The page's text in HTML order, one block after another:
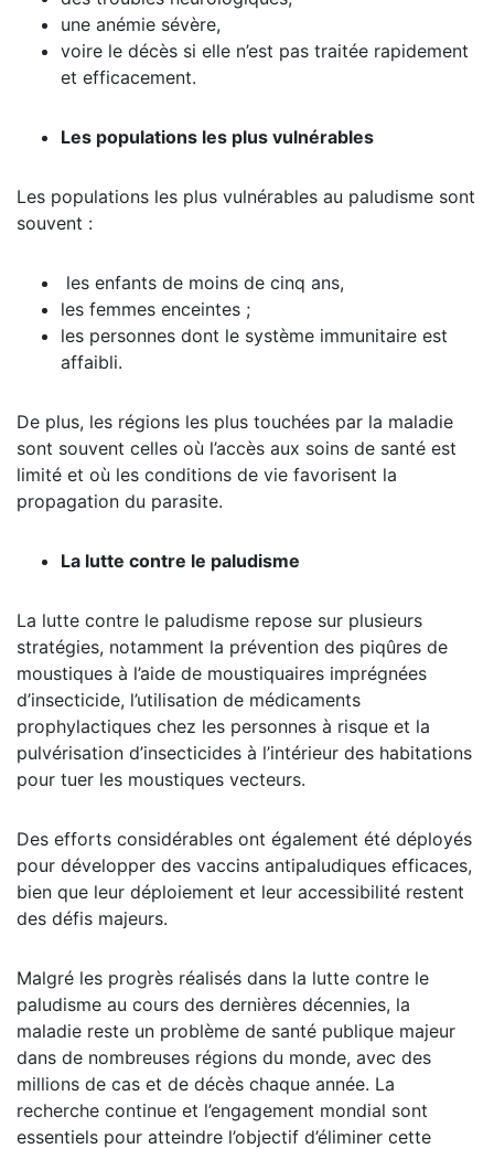
une anémie sévère,
voire le décès si elle n’est pas traitée rapidement
et efficacement.
Les populations les plus vulnérables
Les populations les plus vulnérables au paludisme sont
souvent :
les enfants de moins de cinq ans,
les femmes enceintes ;
les personnes dont le système immunitaire est
affaibli.
De plus, les régions les plus touchées par la maladie
sont souvent celles où l’accès aux soins de santé est
limité et où les conditions de vie favorisent la
propagation du parasite.
La lutte contre le paludisme
La lutte contre le paludisme repose sur plusieurs
stratégies, notamment la prévention des piqûres de
moustiques à l’aide de moustiquaires imprégnées
d’insecticide, l’utilisation de médicaments
prophylactiques chez les personnes à risque et la
pulvérisation d’insecticides à l’intérieur des habitations
pour tuer les moustiques vecteurs.
Des efforts considérables ont également été déployés
pour développer des vaccins antipaludiques efficaces,
bien que leur déploiement et leur accessibilité restent
des défis majeurs.
Malgré les progrès réalisés dans la lutte contre le
paludisme au cours des dernières décennies, la
maladie reste un problème de santé publique majeur
dans de nombreuses régions du monde, avec des
millions de cas et de décès chaque année. La
recherche continue et l’engagement mondial sont
essentiels pour atteindre l’objectif d’éliminer cette